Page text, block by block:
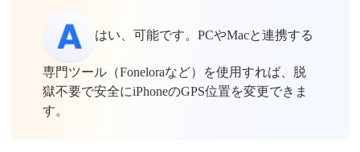
はい、可能です。PCやMacと連携する
専門ツール（Foneloraなど）を使用すれば、脱
獄不要で安全にiPhoneのGPS位置を変更できま
す。